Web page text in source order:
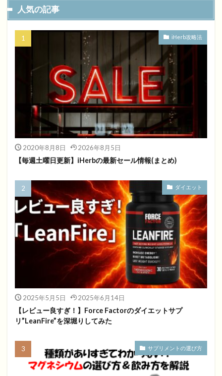
人気の記事
iHerb攻略法
2020年8月8日 2026年8月5日
【毎週土曜日更新】iHerbの最新セール情報(まとめ)
ダイエット
2025年5月5日 2025年6月14日
【レビュー良すぎ！】Force Factorのダイエットサプ
リ”LeanFire”を深堀りしてみた
サプリメントの選び方